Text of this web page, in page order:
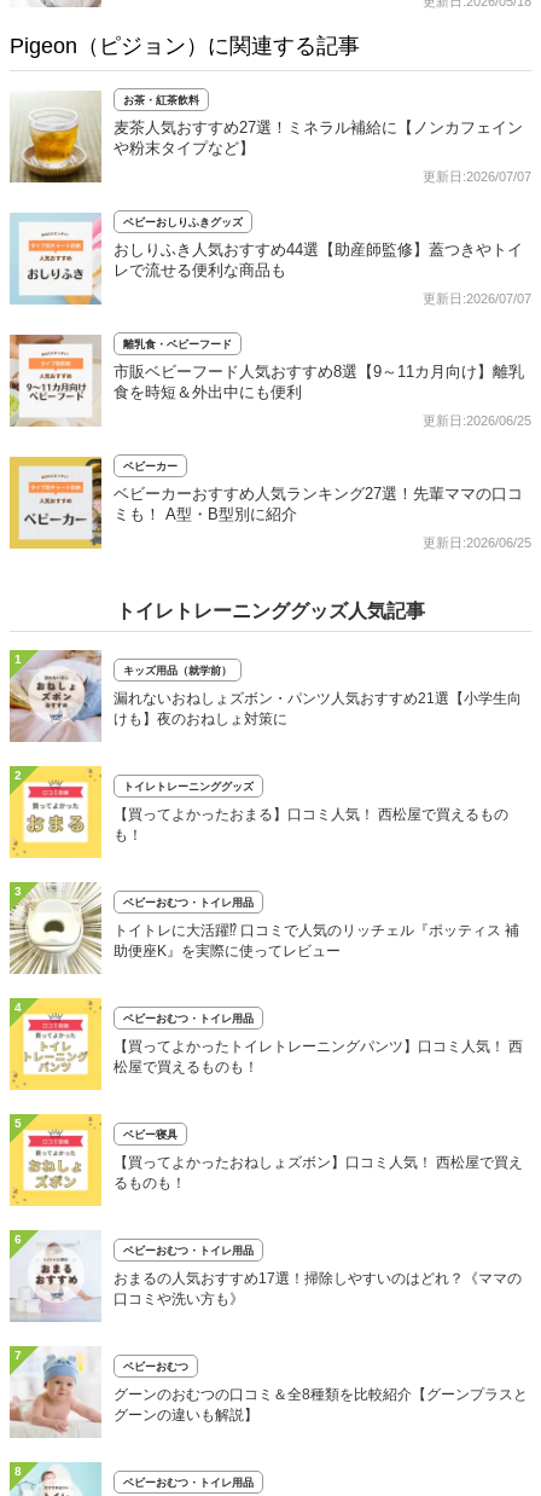
Pigeon（ピジョン）に関連する記事
お茶・紅茶飲料
麦茶人気おすすめ27選！ミネラル補給に【ノンカフェイン
や粉末タイプなど】
更新日:2026/07/07
ベビーおしりふきグッズ
おしりふき人気おすすめ44選【助産師監修】蓋つきやトイ
レで流せる便利な商品も
更新日:2026/07/07
離乳食・ベビーフード
市販ベビーフード人気おすすめ8選【9～11カ月向け】離乳
食を時短＆外出中にも便利
更新日:2026/06/25
ベビーカー
ベビーカーおすすめ人気ランキング27選！先輩ママの口コ
ミも！ A型・B型別に紹介
更新日:2026/06/25
トイレトレーニンググッズ人気記事
1
キッズ用品（就学前）
漏れないおねしょズボン・パンツ人気おすすめ21選【小学生向
けも】夜のおねしょ対策に
2
トイレトレーニンググッズ
【買ってよかったおまる】口コミ人気！ 西松屋で買えるもの
も！
3
ベビーおむつ・トイレ用品
トイトレに大活躍⁉ 口コミで人気のリッチェル『ポッティス 補
助便座K』を実際に使ってレビュー
4
ベビーおむつ・トイレ用品
【買ってよかったトイレトレーニングパンツ】口コミ人気！ 西
松屋で買えるものも！
5
ベビー寝具
【買ってよかったおねしょズボン】口コミ人気！ 西松屋で買え
るものも！
6
ベビーおむつ・トイレ用品
おまるの人気おすすめ17選！掃除しやすいのはどれ？《ママの
口コミや洗い方も》
7
ベビーおむつ
グーンのおむつの口コミ＆全8種類を比較紹介【グーンプラスと
グーンの違いも解説】
8
ベビーおむつ・トイレ用品